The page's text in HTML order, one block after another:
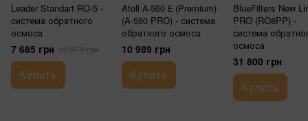
Leader Standart RO-5 -
система обратного
осмоса
7 685 грн 10 979 грн
Купить
Atoll А-560 Е (Premium)
(A-550 PRO) - система
обратного осмоса
10 989 грн
Купить
BlueFilters New
PRO (RO8PP) -
система
осмоса
31 800 грн
Купить